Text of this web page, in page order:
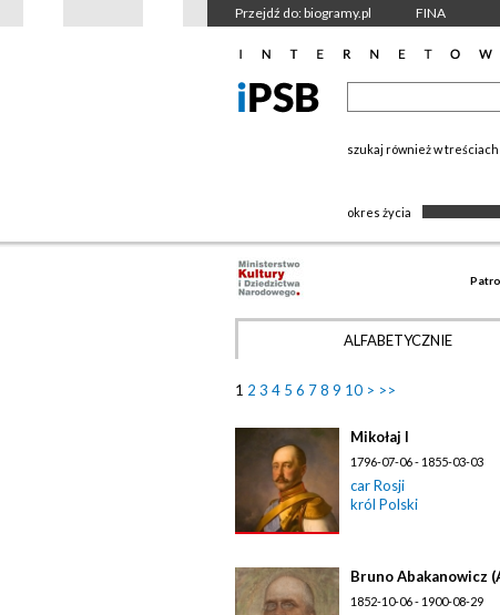
Przejdź do: biogramy.pl FINA
szukaj również w treściach
okres życia
ALFABETYCZNIE
1 2 3 4 5 6 78 9 10 > >>
Mikołaj I
1796-07-06 - 1855-03-03
car Rosji
król Polski
Bruno Abakanowicz
1852-10-06 - 1900-08-29